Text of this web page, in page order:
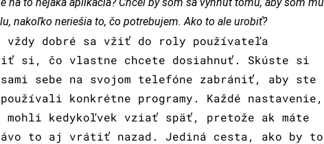
nakoľko neriešia to, čo potrebujem. Ako to ale urobiť?
dobré sa vžiť do roly používateľa
si, čo vlastne chcete dosiahnuť. Skúste si
sebe na svojom telefóne zabrániť, aby ste
konkrétne programy. Každé nastavenie,
kedykoľvek vziať späť, pretože ak máte
to aj vrátiť nazad. Jediná cesta, ako by to